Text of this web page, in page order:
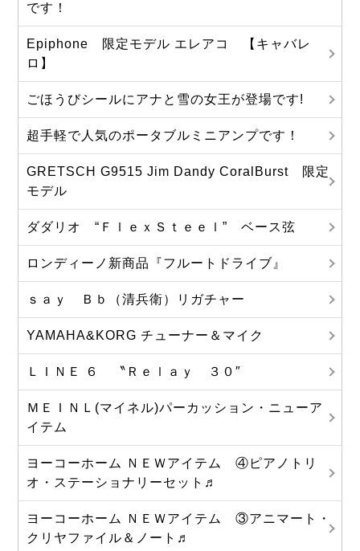
です！
Epiphone 限定モデル エレアコ 【キャバレ
ロ】
ごほうびシールにアナと雪の女王が登場です!
超手軽で人気のポータブルミニアンプです！
GRETSCH G9515 Jim Dandy CoralBurst 限定
モデル
ダダリオ “ＦｌｅｘＳｔｅｅｌ” ベース弦
ロンディーノ新商品『フルートドライブ』
ｓａｙ Ｂｂ（清兵衛）リガチャー
YAMAHA&KORG チューナー＆マイク
ＬＩＮＥ ６ 〝Ｒｅｌａｙ ３０″
ＭＥＩＮＬ(マイネル)パーカッション・ニューア
イテム
ヨーコーホーム ＮＥＷアイテム ④ピアノトリ
オ・ステーショナリーセット♬
ヨーコーホーム ＮＥＷアイテム ③アニマート・
クリヤファイル＆ノート♬